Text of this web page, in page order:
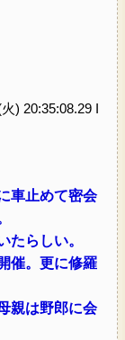
) 20:35:08.29 I
車止めて密会
たらしい。
催。更に修羅
親は野郎に会